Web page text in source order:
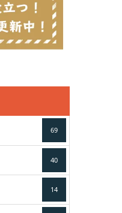
69
40
14